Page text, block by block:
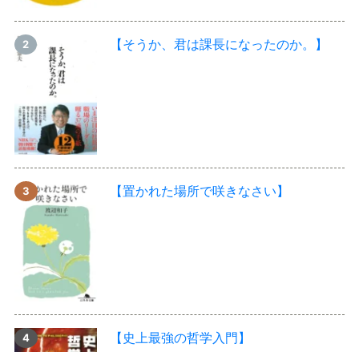
【そうか、君は課長になったのか。】
【置かれた場所で咲きなさい】
【史上最強の哲学入門】